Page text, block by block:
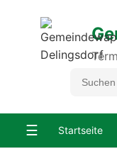
☰ Startseite